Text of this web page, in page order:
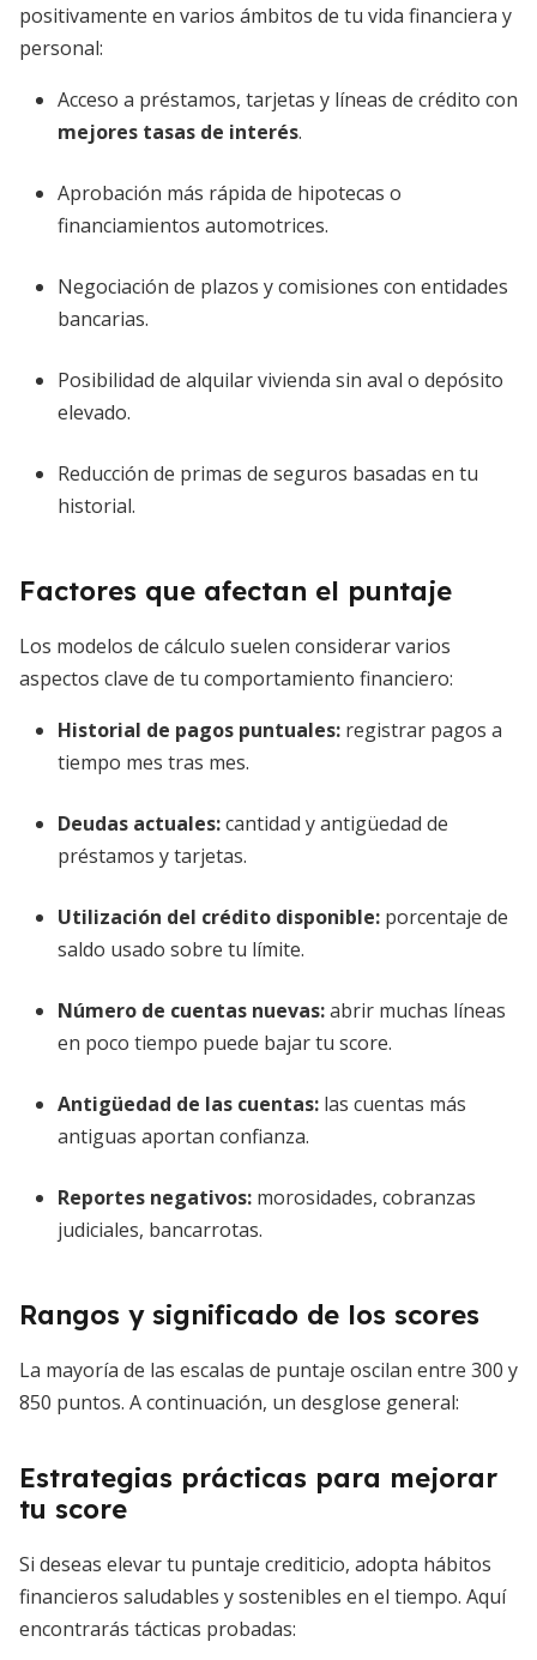
positivamente en varios ámbitos de tu vida financiera y
personal:
Acceso a préstamos, tarjetas y líneas de crédito con
mejores tasas de interés.
Aprobación más rápida de hipotecas o
financiamientos automotrices.
Negociación de plazos y comisiones con entidades
bancarias.
Posibilidad de alquilar vivienda sin aval o depósito
elevado.
Reducción de primas de seguros basadas en tu
historial.
Factores que afectan el puntaje
Los modelos de cálculo suelen considerar varios
aspectos clave de tu comportamiento financiero:
Historial de pagos puntuales: registrar pagos a
tiempo mes tras mes.
Deudas actuales:cantidad y antigüedad de
préstamos y tarjetas.
Utilización del crédito disponible: porcentaje de
saldo usado sobre tu límite.
Número de cuentas nuevas:abrir muchas líneas
en poco tiempo puede bajar tu score.
Antigüedad de las cuentas: las cuentas más
antiguas aportan confianza.
Reportes negativos: morosidades, cobranzas
judiciales, bancarrotas.
Rangos y significado de los scores
La mayoría de las escalas de puntaje oscilan entre 300 y
850 puntos. A continuación, un desglose general:
Estrategias prácticas para mejorar
tu score
Si deseas elevar tu puntaje crediticio, adopta hábitos
financieros saludables y sostenibles en el tiempo. Aquí
encontrarás tácticas probadas: